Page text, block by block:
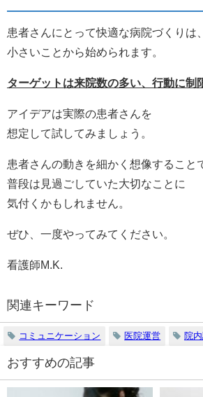
患者さんにとって快適な病院づくりは、
小さいことから始められます。
ターゲットは来院数の多い、行動に制
アイデアは実際の患者さんを
想定して試してみましょう。
患者さんの動きを細かく想像すること
普段は見過ごしていた大切なことに
気付くかもしれません。
ぜひ、一度やってみてください。
看護師M.K.
関連キーワード
コミュニケーション 医院運営 院
おすすめの記事